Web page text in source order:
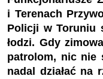
i Terenach
Policji w Toruniu
łodzi. Gdy
patrolom, nic nie
nadal działać na